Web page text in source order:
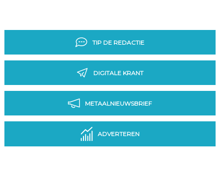
TIP DE REDACTIE
DIGITALE KRANT
METAALNIEUWSBRIEF
ADVERTEREN